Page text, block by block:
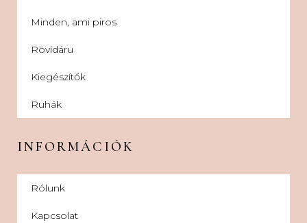
Minden, ami piros
Rövidáru
Kiegészítők
Ruhák
INFORMÁCIÓK
Rólunk
Kapcsolat